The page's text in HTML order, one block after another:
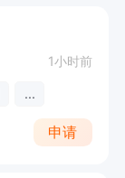
1小时前
...
申请